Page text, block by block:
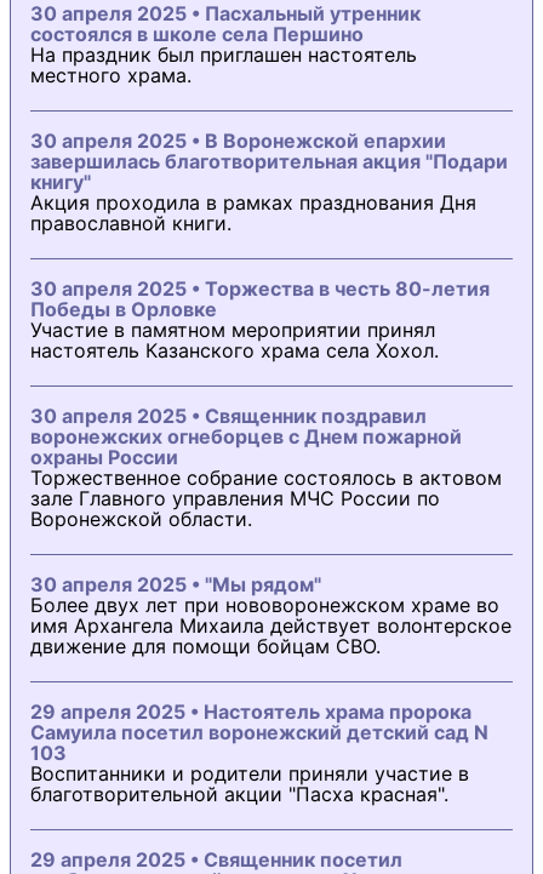
30 апреля 2025 • Пасхальный утренник
состоялся в школе села Першино
На праздник был приглашен настоятель
местного храма.
30 апреля 2025 • В Воронежской епархии
завершилась благотворительная акция "Подари
книгу"
Акция проходила в рамках празднования Дня
православной книги.
30 апреля 2025 • Торжества в честь 80-летия
Победы в Орловке
Участие в памятном мероприятии принял
настоятель Казанского храма села Хохол.
30 апреля 2025 • Священник поздравил
воронежских огнеборцев с Днем пожарной
охраны России
Торжественное собрание состоялось в актовом
зале Главного управления МЧС России по
Воронежской области.
30 апреля 2025 • "Мы рядом"
Более двух лет при нововоронежском храме во
имя Архангела Михаила действует волонтерское
движение для помощи бойцам СВО.
29 апреля 2025 • Настоятель храма пророка
Самуила посетил воронежский детский сад N
103
Воспитанники и родители приняли участие в
благотворительной акции "Пасха красная".
29 апреля 2025 • Священник посетил